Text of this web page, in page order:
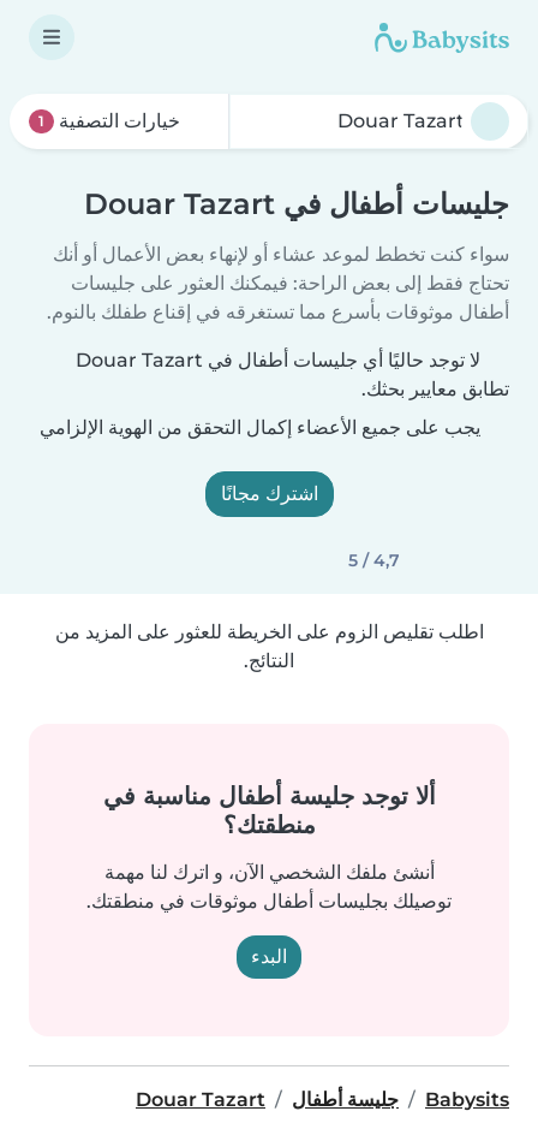
خيارات التصفية 1
جليسات أطفال في Douar Tazart
سواء كنت تخطط لموعد عشاء أو لإنهاء بعض الأعمال أو أنك
تحتاج فقط إلى بعض الراحة: فيمكنك العثور على جليسات
أطفال موثوقات بأسرع مما تستغرقه في إقناع طفلك بالنوم.
لا توجد حاليًا أي جليسات أطفال في Douar Tazart
تطابق معايير بحثك.
يجب على جميع الأعضاء إكمال التحقق من الهوية الإلزامي
اشترك مجانًا
4,7 / 5
اطلب تقليص الزوم على الخريطة للعثور على المزيد من
النتائج.
ألا توجد جليسة أطفال مناسبة في
منطقتك؟
أنشئ ملفك الشخصي الآن، و اترك لنا مهمة
توصيلك بجليسات أطفال موثوقات في منطقتك.
البدء
Babysits جليسة أطفال Douar Tazart